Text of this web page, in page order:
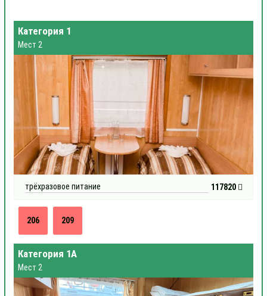
Категория 1
Мест 2
трёхразовое питание 117820
206 209
Категория 1А
Мест 2